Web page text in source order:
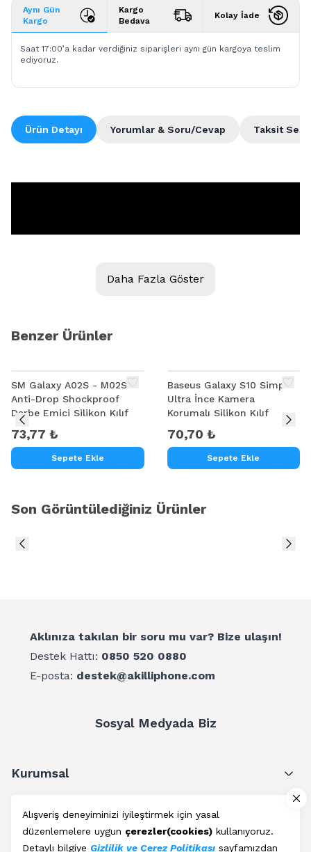
Alışveriş deneyiminizi iyileştirmek için yasal
düzenlemelere uygun çerezler(cookies) kullanıyoruz.
Detaylı bilgiye Gizlilik ve Çerez Politikası sayfamızdan
Aynı Gün
Kargo
Kargo
Bedava
Kolay İade
Saat 17:00’a kadar verdiğiniz siparişleri aynı gün kargoya teslim
ediyoruz.
Ürün Detayı Taksit
Yorumlar & Soru/Cevap
Baseus Shining Case İPhone 11 Pro 5.8（2019）
Ultra ince Silikon Kılıf
Daha Fazla Göster
Benzer Ürünler
SM Galaxy A02S - M02S
Anti-Drop Shockproof
Darbe Emici Silikon Kılıf
73,77 ₺
Sepete Ekle
Baseus Galaxy S10 Simple
Ultra İnce Kamera
Korumalı Silikon Kılıf
70,70 ₺
Sepete Ekle
Son Görüntülediğiniz Ürünler
Aklınıza takılan bir soru mu var? Bize ulaşın!
Destek Hattı: 0850 520 0880
E-posta: destek@akilliphone.com
Sosyal Medyada Biz
Kurumsal
Müşteri Hizmetleri
Üyelik